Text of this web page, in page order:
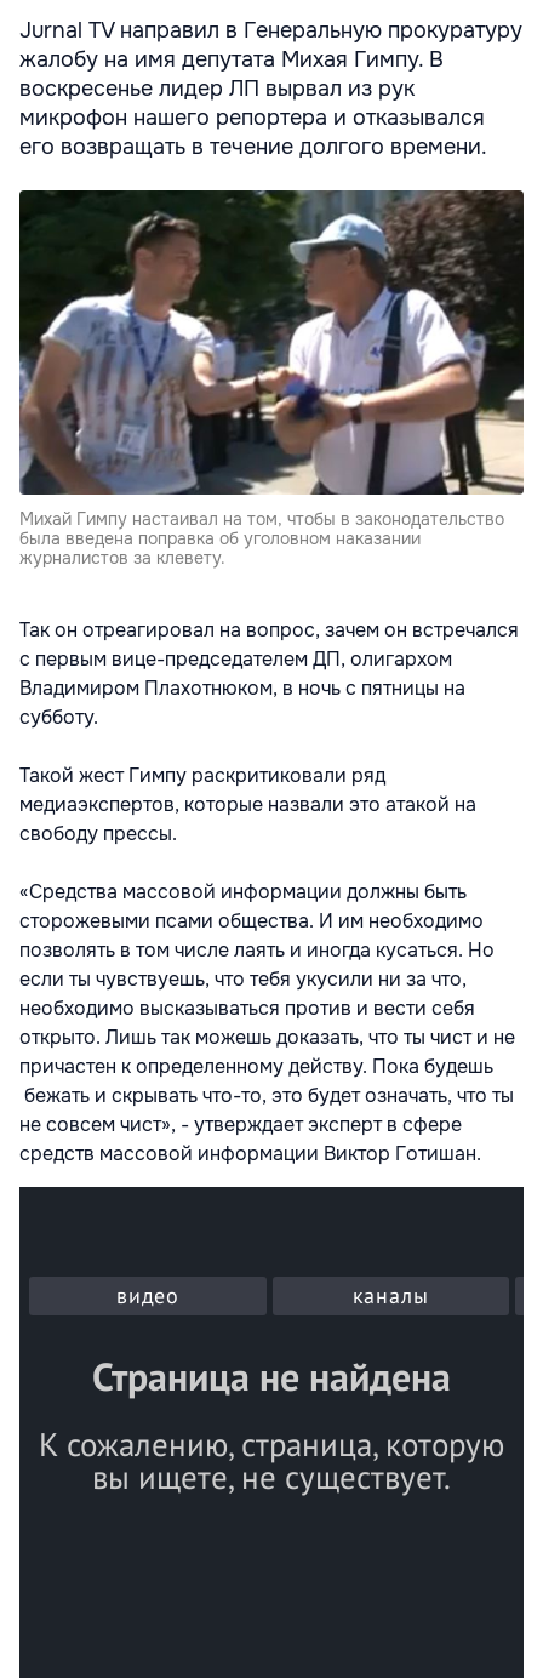
Jurnal TV направил в Генеральную прокуратуру
жалобу на имя депутата Михая Гимпу. В
воскресенье лидер ЛП вырвал из рук
микрофон нашего репортера и отказывался
его возвращать в течение долгого времени.
Михай Гимпу настаивал на том, чтобы в законодательство
была введена поправка об уголовном наказании
журналистов за клевету.
Так он отреагировал на вопрос, зачем он встречался
с первым вице-председателем ДП, олигархом
Владимиром Плахотнюком, в ночь с пятницы на
субботу.
Такой жест Гимпу раскритиковали ряд
медиаэкспертов, которые назвали это атакой на
свободу прессы.
«Средства массовой информации должны быть
сторожевыми псами общества. И им необходимо
позволять в том числе лаять и иногда кусаться. Но
если ты чувствуешь, что тебя укусили ни за что,
необходимо высказываться против и вести себя
открыто. Лишь так можешь доказать, что ты чист и не
причастен к определенному действу. Пока будешь
бежать и скрывать что-то, это будет означать, что ты
не совсем чист», - утверждает эксперт в сфере
средств массовой информации Виктор Готишан.